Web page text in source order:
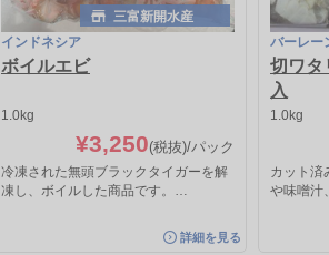
三富新開水産
インドネシア
ボイルエビ
1.0kg
¥3,250(税抜)/パック
冷凍された無頭ブラックタイガーを解
凍し、ボイルした商品です。…
詳細を見る
バーレー
切ワタ
入
1.0kg
カット済
や味噌汁